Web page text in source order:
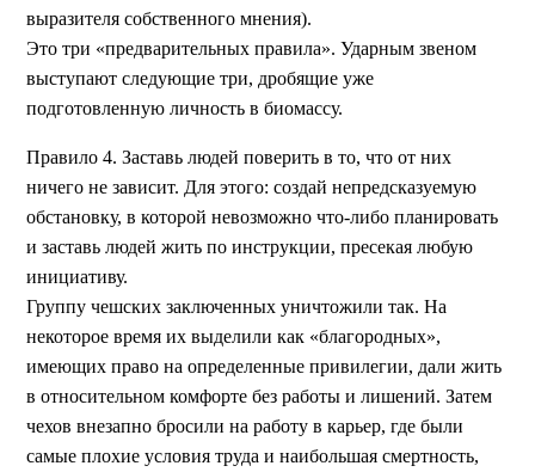
выразителя собственного мнения).
Это три «предварительных правила». Ударным звеном
выступают следующие три, дробящие уже
подготовленную личность в биомассу.
Правило 4. Заставь людей поверить в то, что от них
ничего не зависит. Для этого: создай непредсказуемую
обстановку, в которой невозможно что-либо планировать
и заставь людей жить по инструкции, пресекая любую
инициативу.
Группу чешских заключенных уничтожили так. На
некоторое время их выделили как «благородных»,
имеющих право на определенные привилегии, дали жить
в относительном комфорте без работы и лишений. Затем
чехов внезапно бросили на работу в карьер, где были
самые плохие условия труда и наибольшая смертность,